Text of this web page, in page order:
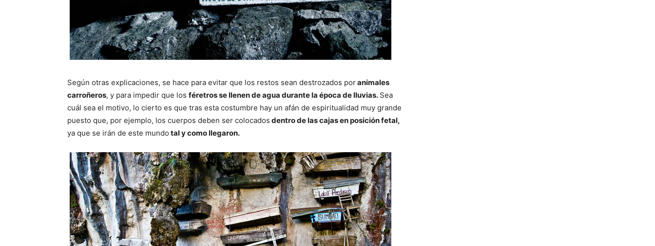
Según otras explicaciones, se hace para evitar que los restos sean destrozados poranimales
carroñeros, y para impedir que los féretros se llenen de agua durante la época de lluvias. Sea
cuál sea el motivo, lo cierto es que tras esta costumbre hay un afán de espiritualidad muy grande
puesto que, por ejemplo, los cuerpos deben ser colocados dentro de las cajas en posición fetal,
ya que se irán de este mundo tal y como llegaron.